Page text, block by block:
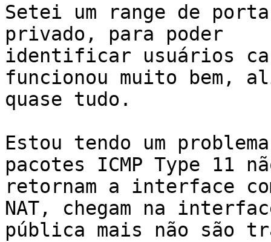
Setei um range de
privado, para poder
identificar usuários
funcionou muito bem,
quase tudo.
Estou tendo um
pacotes ICMP Type 11
retornam a interface
NAT, chegam na
pública mais não são